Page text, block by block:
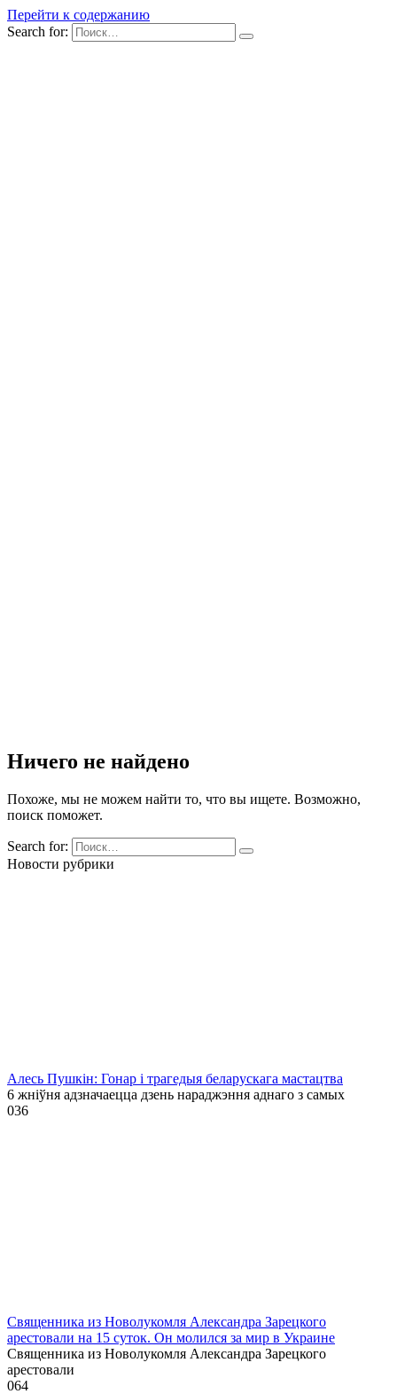
Перейти к содержанию
Search for:
Ничего не найдено
Похоже, мы не можем найти то, что вы ищете. Возможно,
поиск поможет.
Search for:
Новости рубрики
Алесь Пушкін: Гонар і трагедыя беларускага мастацтва
6 жніўня адзначаецца дзень нараджэння аднаго з самых
036
Священника из Новолукомля Александра Зарецкого
арестовали на 15 суток. Он молился за мир в Украине
Священника из Новолукомля Александра Зарецкого
арестовали
064